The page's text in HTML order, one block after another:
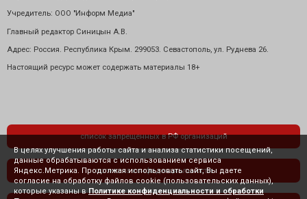
Учредитель: ООО "Информ Медиа"
Главный редактор Синицын А.В.
Адрес: Россия. Республика Крым. 299053. Севастополь, ул. Руднева 26.
Настоящий ресурс может содержать материалы 18+
список запрещенных в РФ организаций
политика конфиденциальности
В целях улучшения работы сайта и анализа статистики посещений,
данные обрабатываются с использованием сервиса
Яндекс.Метрика. Продолжая использовать сайт, Вы даете
согласие на обработку файлов cookie (пользовательских данных),
которые указаны в Политике конфиденциальности и обработки